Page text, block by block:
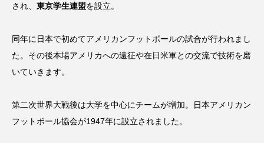
され、 東京学生連盟を設立。
同年に日本で初めてアメリカンフットボールの試合が行われまし
た。その後本場アメリカへの遠征や在日米軍との交流で技術を磨
いていきます。
第二次世界大戦後は大学を中心にチームが増加。日本アメリカン
フットボール協会が1947年に設立されました。